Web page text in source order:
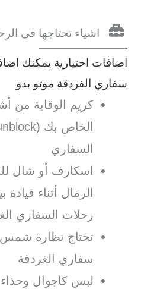
اشياء تحتاجها فى
اضافات اختيارية يمكنك
سفاري الفردقة موتو بدو
كريم الوقاية من
السفاري
اسكارف أو شال
الرمال أثناء
رحلات السفاري
تحتاج نظارة شمس
سفاري الغردقة
لبس كاجوال وحذاء